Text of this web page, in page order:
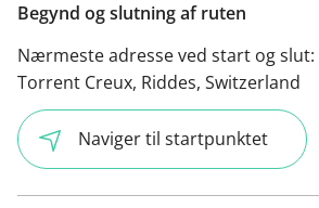
Begynd og slutning af ruten
Nærmeste adresse ved start og slut:
Torrent Creux, Riddes, Switzerland
Naviger til startpunktet